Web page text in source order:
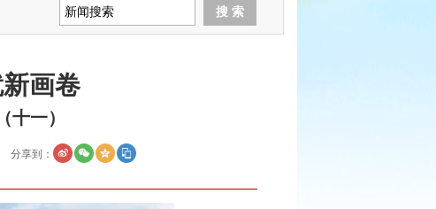
画卷
一）
分享到：